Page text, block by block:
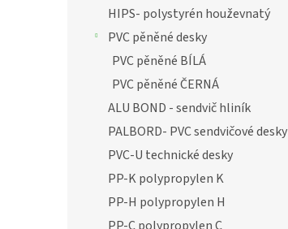
HIPS- polystyrén houževnatý
PVC pěněné desky
PVC pěněné BÍLÁ
PVC pěněné ČERNÁ
ALU BOND - sendvič hliník
PALBORD- PVC sendvičové desky
PVC-U technické desky
PP-K polypropylen K
PP-H polypropylen H
PP-C polypropylen C